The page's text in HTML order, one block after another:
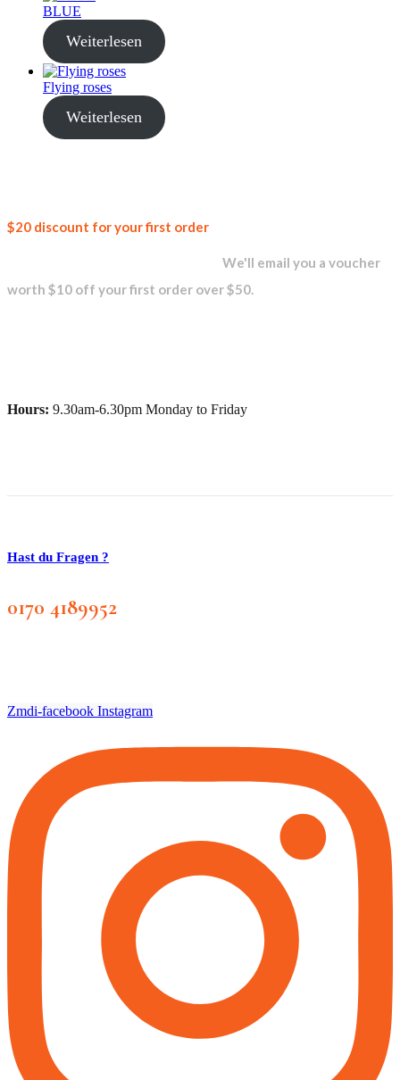
BLUE
Weiterlesen
Flying roses
Weiterlesen
$20 discount for your first order
We'll email you a voucher
worth $10 off your first order over $50.
Hours: 9.30am-6.30pm Monday to Friday
Hast du Fragen ?
0170 4189952
Zmdi-facebook Instagram